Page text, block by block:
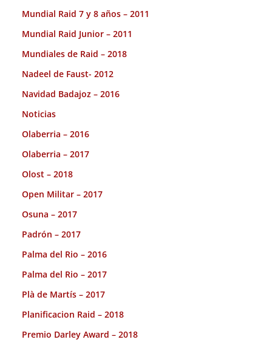
Mundial Raid 7 y 8 años – 2011
Mundial Raid Junior – 2011
Mundiales de Raid – 2018
Nadeel de Faust- 2012
Navidad Badajoz – 2016
Noticias
Olaberria – 2016
Olaberria – 2017
Olost – 2018
Open Militar – 2017
Osuna – 2017
Padrón – 2017
Palma del Rio – 2016
Palma del Rio – 2017
Plà de Martís – 2017
Planificacion Raid – 2018
Premio Darley Award – 2018